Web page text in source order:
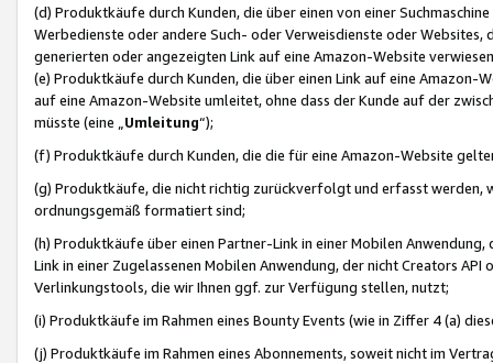
(d) Produktkäufe durch Kunden, die über einen von einer
Werbedienste oder andere Such- oder Verweisdienste oder Websites,
generierten oder angezeigten Link auf eine Amazon-Website
(e) Produktkäufe durch Kunden, die über einen Link auf eine
auf eine Amazon-Website umleitet, ohne dass der Kunde auf der
müsste (eine „ Umleitung“);
(f) Produktkäufe durch Kunden, die die für eine Amazon-Website
(g) Produktkäufe, die nicht richtig zurückverfolgt und erfasst werden,
ordnungsgemäß formatiert sind;
(h) Produktkäufe über einen Partner-Link in einer Mobilen
Link in einer Zugelassenen Mobilen Anwendung, der nicht Creators
Verlinkungstools, die wir Ihnen ggf. zur Verfügung stellen, nutzt;
(i) Produktkäufe im Rahmen eines Bounty Events (wie in Ziffer 4 (a)
(j) Produktkäufe im Rahmen eines Abonnements, soweit nicht im